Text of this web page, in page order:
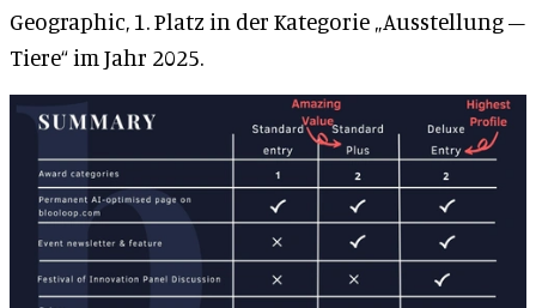
Geographic, 1. Platz in der Kategorie „Ausstellung –
Tiere“ im Jahr 2025.